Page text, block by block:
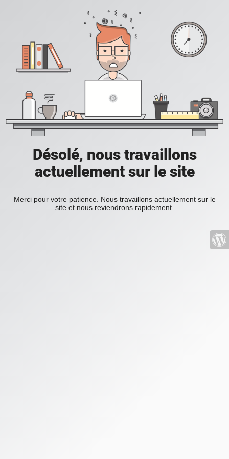
Désolé, nous travaillons
actuellement sur le site
Merci pour votre patience. Nous travaillons actuellement sur le
site et nous reviendrons rapidement.